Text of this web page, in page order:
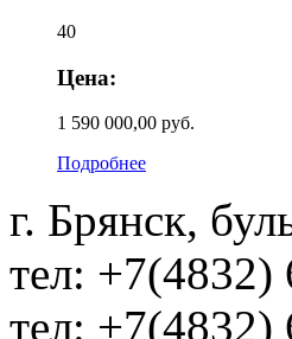
40
Цена:
1 590 000,00 руб.
Подробнее
г. Брянск,
тел: +7(4832)
тел: +7(4832)